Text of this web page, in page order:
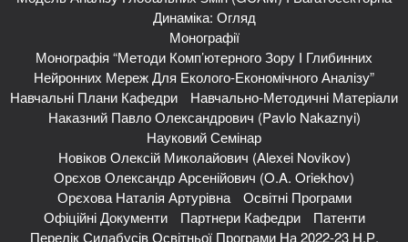
Динаміка: Огляд
Монографії
Монографія “Методи Комп’ютерного Зору І Глибинних
Нейронних Мереж Для Еколого-Економічного Аналізу”
Навчальні Плани Кафедри
Навчально-Методичні Матеріали
Наказний Павло Олександрович (Pavlo Nakaznyi)
Науковий Семінар
Новіков Олексій Миколайович (Alexei Novikov)
Орєхов Олександр Арсенійович (O.A. Oriekhov)
Орєхова Наталія Артурівна
Освітні Програми
Офіційні Документи
Партнери Кафедри
Патенти
Перелік Силабусів Освітньої Програми На 2022-23 Н.р.